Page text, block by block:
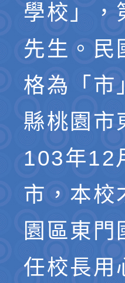
學校」，
先生。
格為「市
縣桃園市
103年12
市，本校
園區東
任校長用